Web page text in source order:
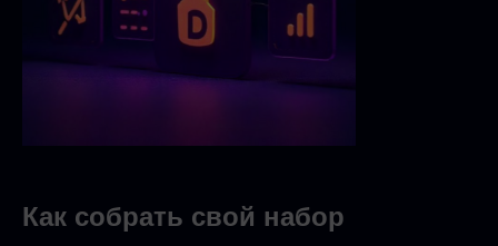
Как собрать свой набор